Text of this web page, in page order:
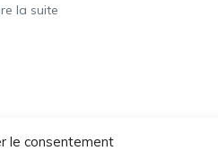
le consentement
la suite